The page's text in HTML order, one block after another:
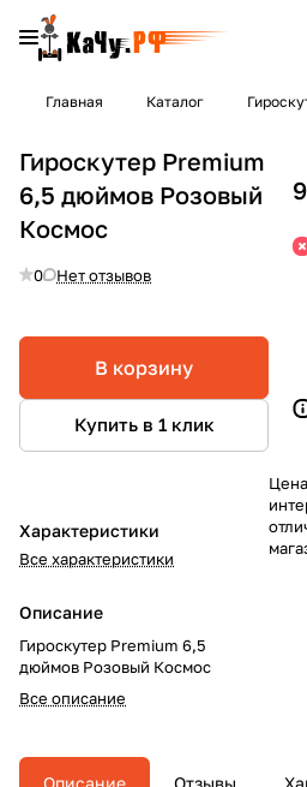
Главная Каталог
Гироскутер Premium
6,5 дюймов Розовый
Космос
0 Нет отзывов
В корзину
Купить в 1 клик
Характеристики
Все характеристики
Описание
Гироскутер Premium 6,5
дюймов Розовый Космос
Все описание
Описание Отзывы